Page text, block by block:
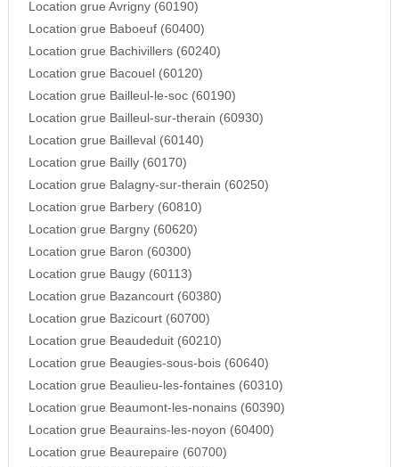
Location grue Avrigny (60190)
Location grue Baboeuf (60400)
Location grue Bachivillers (60240)
Location grue Bacouel (60120)
Location grue Bailleul-le-soc (60190)
Location grue Bailleul-sur-therain (60930)
Location grue Bailleval (60140)
Location grue Bailly (60170)
Location grue Balagny-sur-therain (60250)
Location grue Barbery (60810)
Location grue Bargny (60620)
Location grue Baron (60300)
Location grue Baugy (60113)
Location grue Bazancourt (60380)
Location grue Bazicourt (60700)
Location grue Beaudeduit (60210)
Location grue Beaugies-sous-bois (60640)
Location grue Beaulieu-les-fontaines (60310)
Location grue Beaumont-les-nonains (60390)
Location grue Beaurains-les-noyon (60400)
Location grue Beaurepaire (60700)